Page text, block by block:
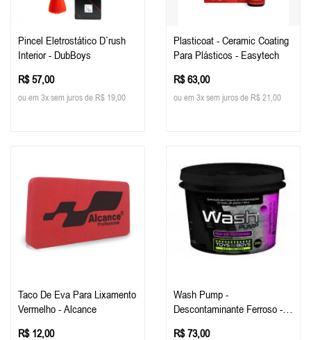
Pincel Eletrostático D`rush
Interior - DubBoys
R$ 57,00
ou em 3x sem juros de R$ 19,00
Plasticoat - Ceramic Coating
Para Plásticos - Easytech
R$ 63,00
ou em 3x sem juros de R$ 21,00
Taco De Eva Para Lixamento
Vermelho - Alcance
R$ 12,00
Wash Pump -
Descontaminante Ferroso -
R$ 73,00